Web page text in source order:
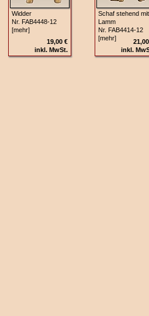
Widder
Nr. FAB4448-12
[mehr]
19,00 €
inkl. MwSt.
Schaf stehend mit
Lamm
Nr. FAB4414-12
[mehr]
inkl.